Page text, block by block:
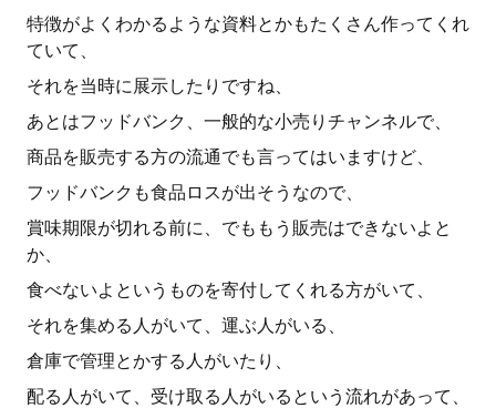
特徴がよくわかるような資料とかもたくさん作ってくれ
ていて、
それを当時に展示したりですね、
あとはフッドバンク、一般的な小売りチャンネルで、
商品を販売する方の流通でも言ってはいますけど、
フッドバンクも食品ロスが出そうなので、
賞味期限が切れる前に、でももう販売はできないよと
か、
食べないよというものを寄付してくれる方がいて、
それを集める人がいて、運ぶ人がいる、
倉庫で管理とかする人がいたり、
配る人がいて、受け取る人がいるという流れがあって、